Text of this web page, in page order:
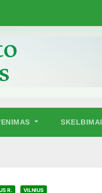
SKELBIMAI
R. VILNIUS